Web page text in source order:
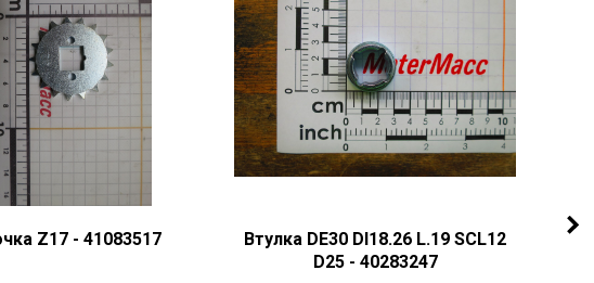
Z17 - 41083517
Втулка DE30 DI18.26 L.19 SCL12
D25 - 40283247